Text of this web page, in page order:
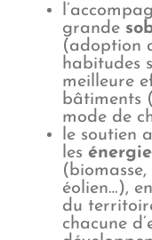
grande
(adoption
habitudes
meilleure
bâtiments
mode de
le soutien
les
éolien…),
du
chacune